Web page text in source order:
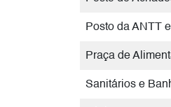
Posto da ANTT
Praça de
Sanitários e